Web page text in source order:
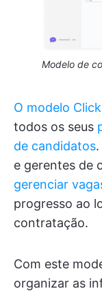
Modelo de
O modelo
todos os seus
de candidatos
e gerentes de
gerenciar
progresso ao
contratação.
Com este
organizar as